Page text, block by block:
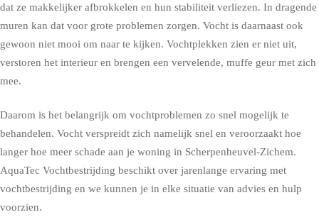
dat ze makkelijker afbrokkelen en hun stabiliteit verliezen. In dragende
muren kan dat voor grote problemen zorgen. Vocht is daarnaast ook
gewoon niet mooi om naar te kijken. Vochtplekken zien er niet uit,
verstoren het interieur en brengen een vervelende, muffe geur met zich
mee.
Daarom is het belangrijk om vochtproblemen zo snel mogelijk te
behandelen. Vocht verspreidt zich namelijk snel en veroorzaakt hoe
langer hoe meer schade aan je woning in Scherpenheuvel-Zichem.
AquaTec Vochtbestrijding beschikt over jarenlange ervaring met
vochtbestrijding en we kunnen je in elke situatie van advies en hulp
voorzien.